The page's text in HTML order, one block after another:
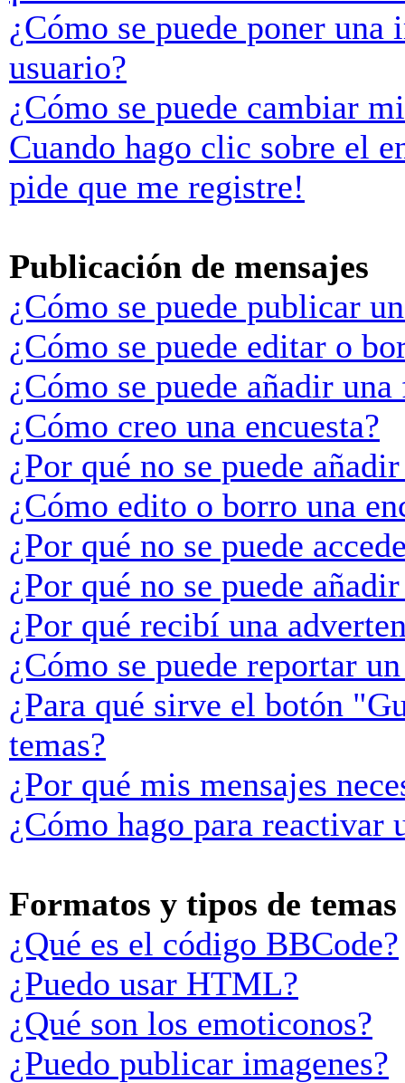
¿Cómo se puede poner
usuario?
¿Cómo se puede cambiar
Cuando hago clic sobre el
pide que me registre!
Publicación de mensajes
¿Cómo se puede publicar
¿Cómo se puede editar o
¿Cómo se puede añadir
¿Cómo creo una encuesta?
¿Por qué no se puede
¿Cómo edito o borro una
¿Por qué no se puede
¿Por qué no se puede
¿Por qué recibí una
¿Cómo se puede reportar
¿Para qué sirve el botón
temas?
¿Por qué mis mensajes
¿Cómo hago para reactivar
Formatos y tipos de temas
¿Qué es el código BBCode?
¿Puedo usar HTML?
¿Qué son los emoticonos?
¿Puedo publicar imagenes?